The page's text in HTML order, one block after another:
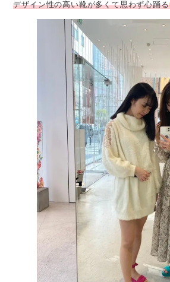
デザイン性の高い靴が多くて思わず心踊る